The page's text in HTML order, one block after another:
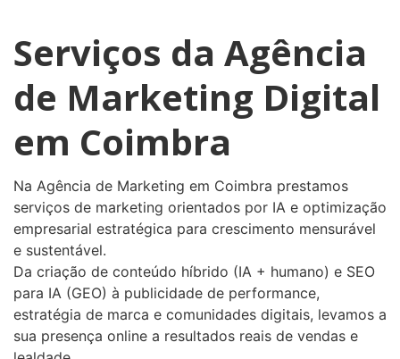
Serviços da Agência
de Marketing Digital
em Coimbra
Na Agência de Marketing em Coimbra prestamos
serviços de marketing orientados por IA e optimização
empresarial estratégica para crescimento mensurável
e sustentável.
Da criação de conteúdo híbrido (IA + humano) e SEO
para IA (GEO) à publicidade de performance,
estratégia de marca e comunidades digitais, levamos a
sua presença online a resultados reais de vendas e